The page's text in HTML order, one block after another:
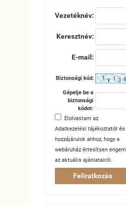
Vezetéknév:
Keresztnév:
E-mail:
Biztonsági kód:
Gépelje be a
biztonsági
kódot:
Elolvastam az
Adatkezelési tájékoztatót és
hozzájárulok ahhoz, hogy a
webáruház értesítsen engem
az aktuális ajánlatairól.
Feliratkozás